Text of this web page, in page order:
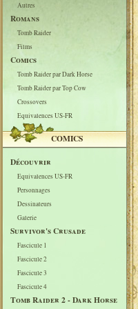
Autres
Romans
Tomb Raider
Films
Comics
Tomb Raider par Dark Horse
Tomb Raider par Top Cow
Crossovers
Equivalences US-FR
COMICS
Découvrir
Equivalences US-FR
Personnages
Dessinateurs
Galerie
Survivor's Crusade
Fascicule 1
Fascicule 2
Fascicule 3
Fascicule 4
Tomb Raider 2 - Dark Horse